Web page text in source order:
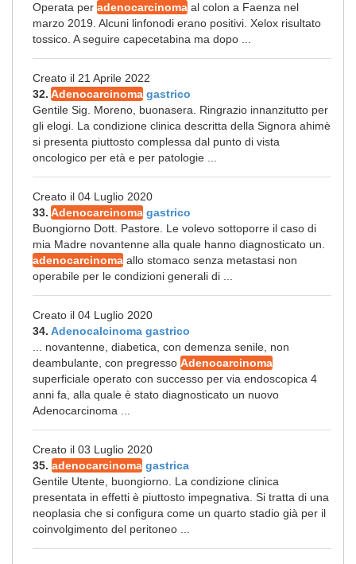
Operata per adenocarcinoma al colon a Faenza nel
marzo 2019. Alcuni linfonodi erano positivi. Xelox risultato
tossico. A seguire capecetabina ma dopo ...
Creato il 21 Aprile 2022
32. Adenocarcinoma gastrico
Gentile Sig. Moreno, buonasera. Ringrazio innanzitutto per
gli elogi. La condizione clinica descritta della Signora ahimè
si presenta piuttosto complessa dal punto di vista
oncologico per età e per patologie ...
Creato il 04 Luglio 2020
33. Adenocarcinoma gastrico
Buongiorno Dott. Pastore. Le volevo sottoporre il caso di
mia Madre novantenne alla quale hanno diagnosticato un.
adenocarcinoma allo stomaco senza metastasi non
operabile per le condizioni generali di ...
Creato il 04 Luglio 2020
34. Adenocalcinoma gastrico
... novantenne, diabetica, con demenza senile, non
deambulante, con pregresso Adenocarcinoma
superficiale operato con successo per via endoscopica 4
anni fa, alla quale è stato diagnosticato un nuovo
Adenocarcinoma ...
Creato il 03 Luglio 2020
35. adenocarcinoma gastrica
Gentile Utente, buongiorno. La condizione clinica
presentata in effetti è piuttosto impegnativa. Si tratta di una
neoplasia che si configura come un quarto stadio già per il
coinvolgimento del peritoneo ...